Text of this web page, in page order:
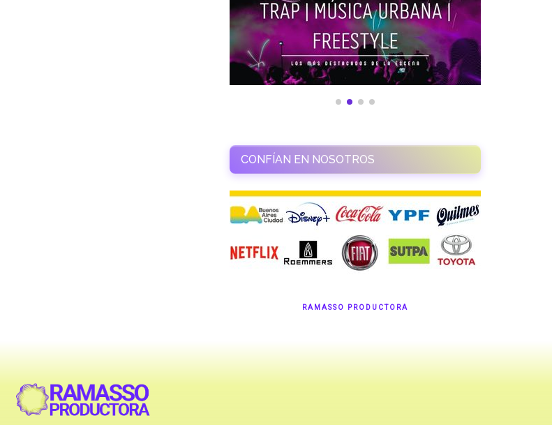
CONFÍAN EN NOSOTROS
RAMASSO PRODUCTORA